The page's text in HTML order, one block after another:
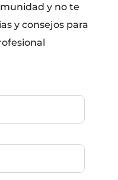
y no te
y consejos para